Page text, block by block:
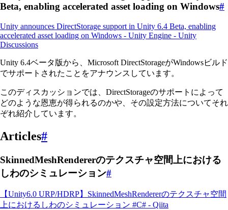
Beta, enabling accelerated asset loading on Windows#
Unity announces DirectStorage support in Unity 6.4 Beta, enabling
accelerated asset loading on Windows - Unity Engine - Unity
Discussions
Unity 6.4ベータ版から、Microsoft DirectStorageがWindowsビルド
でサポートされたことをアナウンスしています。
このディスカッションでは、DirectStorageのサポートによって
どのような恩恵が得られるのかや、その設定方法についてそれ
ぞれ紹介しています。
Articles#
SkinnedMeshRendererのテクスチャ空間上における
しわのシミュレーション#
【Unity6.0 URP/HDRP】SkinnedMeshRendererのテクスチャ空間
上におけるしわのシミュレーション #C# - Qiita